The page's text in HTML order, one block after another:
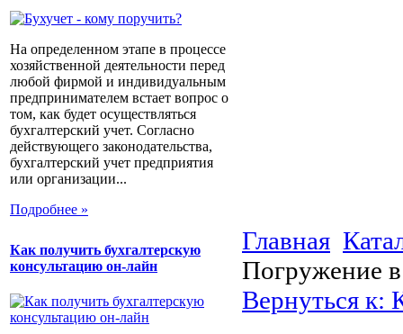
На определенном этапе в процессе
хозяйственной деятельности перед
любой фирмой и индивидуальным
предпринимателем встает вопрос о
том, как будет осуществляться
бухгалтерский учет. Согласно
действующего законодательства,
бухгалтерский учет предприятия
или организации...
Подробнее »
Как получить бухгалтерскую
консультацию он-лайн
Главная
Погружение
Вернуться к: